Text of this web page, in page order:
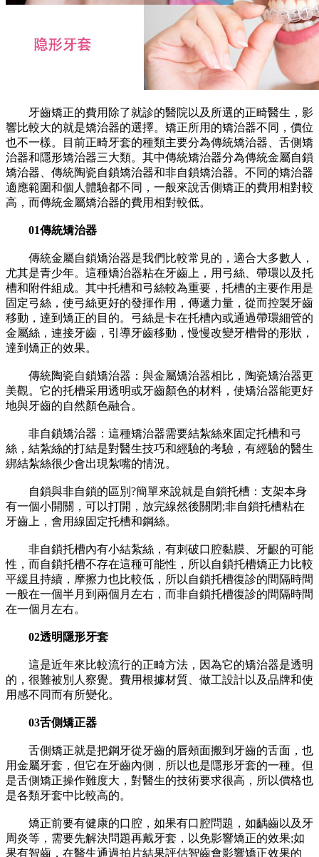
牙齒矯正的費用除了就診的醫院以及所選的正畸醫生，影
響比較大的就是矯治器的選擇。矯正所用的矯治器不同，價位
也不一樣。目前正畸牙套的種類主要分為傳統矯治器、舌側矯
治器和隱形矯治器三大類。其中傳統矯治器分為傳統金屬自鎖
矯治器、傳統陶瓷自鎖矯治器和非自鎖矯治器。不同的矯治器
適應範圍和個人體驗都不同，一般來說舌側矯正的費用相對較
高，而傳統金屬矯治器的費用相對較低。
01傳統矯治器
傳統金屬自鎖矯治器是我們比較常見的，適合大多數人，
尤其是青少年。這種矯治器粘在牙齒上，用弓絲、帶環以及托
槽和附件組成。其中托槽和弓絲較為重要，托槽的主要作用是
固定弓絲，使弓絲更好的發揮作用，傳遞力量，從而控製牙齒
移動，達到矯正的目的。弓絲是卡在托槽內或通過帶環細管的
金屬絲，連接牙齒，引導牙齒移動，慢慢改變牙槽骨的形狀，
達到矯正的效果。
傳統陶瓷自鎖矯治器：與金屬矯治器相比，陶瓷矯治器更
美觀。它的托槽采用透明或牙齒顏色的材料，使矯治器能更好
地與牙齒的自然顏色融合。
非自鎖矯治器：這種矯治器需要結紮絲來固定托槽和弓
絲，結紮絲的打結是對醫生技巧和經驗的考驗，有經驗的醫生
綁結紮絲很少會出現紮嘴的情況。
自鎖與非自鎖的區別?簡單來說就是自鎖托槽：支架本身
有一個小開關，可以打開，放完線然後關閉;非自鎖托槽粘在
牙齒上，會用線固定托槽和鋼絲。
非自鎖托槽內有小結紮絲，有刺破口腔黏膜、牙齦的可能
性，而自鎖托槽不存在這種可能性，所以自鎖托槽矯正力比較
平緩且持續，摩擦力也比較低，所以自鎖托槽復診的間隔時間
一般在一個半月到兩個月左右，而非自鎖托槽復診的間隔時間
在一個月左右。
02透明隱形牙套
這是近年來比較流行的正畸方法，因為它的矯治器是透明
的，很難被別人察覺。費用根據材質、做工設計以及品牌和使
用感不同而有所變化。
03舌側矯正器
舌側矯正就是把鋼牙從牙齒的唇頰面搬到牙齒的舌面，也
用金屬牙套，但它在牙齒內側，所以也是隱形牙套的一種。但
是舌側矯正操作難度大，對醫生的技術要求很高，所以價格也
是各類牙套中比較高的。
矯正前要有健康的口腔，如果有口腔問題，如齲齒以及牙
周炎等，需要先解決問題再戴牙套，以免影響矯正的效果;如
果有智齒，在醫生通過拍片結果評估智齒會影響矯正效果的